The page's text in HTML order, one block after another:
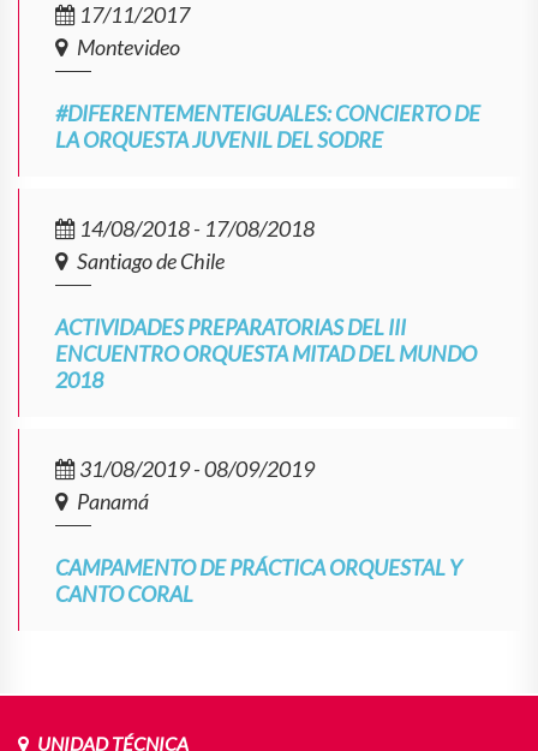
17/11/2017
Montevideo
#DIFERENTEMENTEIGUALES: CONCIERTO DE
LA ORQUESTA JUVENIL DEL SODRE
14/08/2018 - 17/08/2018
Santiago de Chile
ACTIVIDADES PREPARATORIAS DEL III
ENCUENTRO ORQUESTA MITAD DEL MUNDO
2018
31/08/2019 - 08/09/2019
Panamá
CAMPAMENTO DE PRÁCTICA ORQUESTAL Y
CANTO CORAL
UNIDAD TÉCNICA